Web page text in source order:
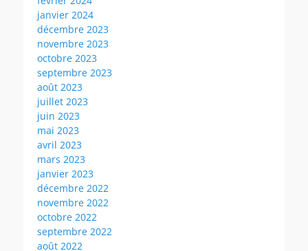
janvier 2024
décembre 2023
novembre 2023
octobre 2023
septembre 2023
août 2023
juillet 2023
juin 2023
mai 2023
avril 2023
mars 2023
janvier 2023
décembre 2022
novembre 2022
octobre 2022
septembre 2022
août 2022